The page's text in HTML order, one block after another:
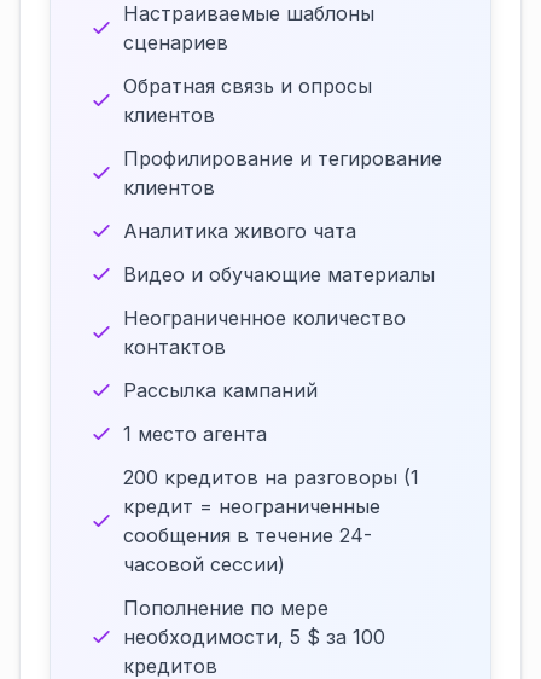
Настраиваемые шаблоны
сценариев
Обратная связь и опросы
клиентов
Профилирование и тегирование
клиентов
Аналитика живого чата
Видео и обучающие материалы
Неограниченное количество
контактов
Рассылка кампаний
1 место агента
200 кредитов на разговоры (1
кредит = неограниченные
сообщения в течение 24-
часовой сессии)
Пополнение по мере
необходимости, 5 $ за 100
кредитов